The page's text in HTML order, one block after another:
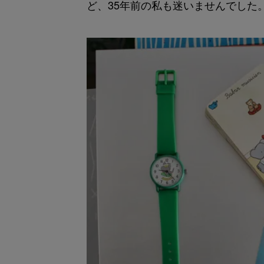
ど、35年前の私も迷いませんでした